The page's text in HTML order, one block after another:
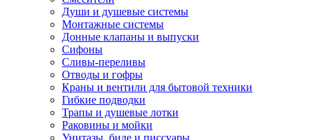
Души и душевые системы
Монтажные системы
Донные клапаны и выпуски
Сифоны
Сливы-переливы
Отводы и гофры
Краны и вентили для бытовой техники
Гибкие подводки
Трапы и душевые лотки
Раковины и мойки
Унитазы, биде и писсуары